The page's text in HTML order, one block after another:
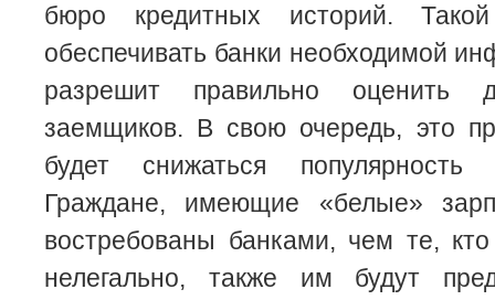
бюро кредитных историй.
обеспечивать банки необходимой
разрешит правильно оценить
заемщиков. В свою очередь, это
будет снижаться популярность
Граждане, имеющие «белые»
востребованы банками, чем те, кто
нелегально, также им будут